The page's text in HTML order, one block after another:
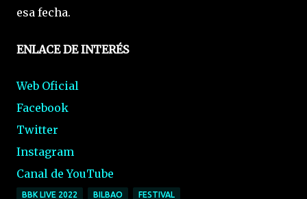
esa fecha.
ENLACE DE INTERÉS
Web Oficial
Facebook
Twitter
Instagram
Canal de YouTube
BBK LIVE 2022 BILBAO FESTIVAL